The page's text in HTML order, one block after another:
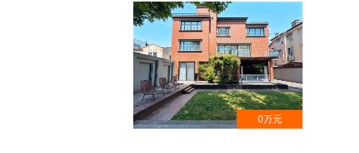
0万元